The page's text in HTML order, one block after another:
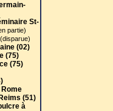
St-
partie)
(disparue)
(02)
(75)
(75)
(51)
à